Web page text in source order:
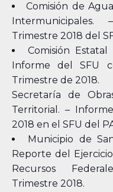
Comisión de
Trimestre 2018 del
Comisión
Informe del SFU
Trimestre de 2018.
Secretaría de
Territorial. –
2018 en el SFU del
Municipio de
Reporte del
Recursos
Trimestre 2018.